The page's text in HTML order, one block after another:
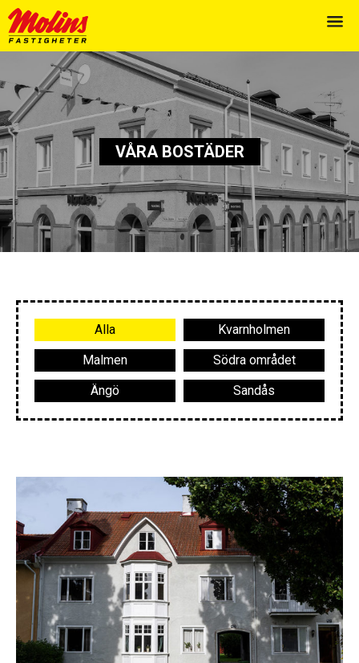
VÅRA BOSTÄDER
Alla
Kvarnholmen
Malmen
Södra området
Ängö
Sandås